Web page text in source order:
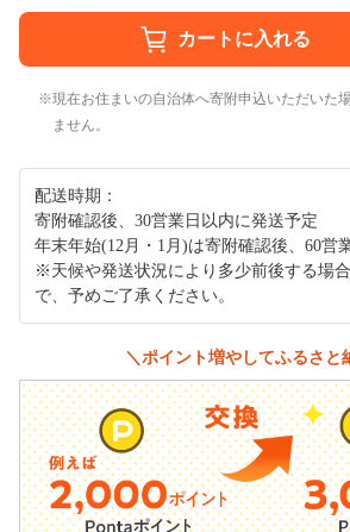
現在お住まいの自治体へ寄附申込いただいた
ません。
配送時期：
寄附確認後、30営業日以内に発送予定
年末年始(12月・1月)は寄附確認後、60営
※天候や発送状況により多少前後する場
で、予めご了承ください。
＼ポイント増やしてふるさと